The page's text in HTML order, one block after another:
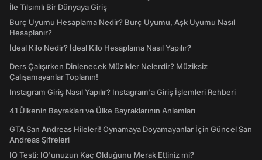
İle Tılsımlı Bir Dünyaya Giriş
Burç Uyumu Hesaplama Nedir? Burç Uyumu, Aşk Uyumu Nasıl
Hesaplanır?
İdeal Kilo Nedir? İdeal Kilo Hesaplama Nasıl Yapılır?
Ders Çalışırken Dinlenecek Müzikler Nelerdir? Müziksiz
Çalışamayanlar Toplanın!
Instagram Giriş Nasıl Yapılır? Instagram'a Giriş İşlemleri Rehberi
41 Ülkenin Bayrakları ve Ülke Bayraklarının Anlamları
GTA San Andreas Hileleri! Oynamaya Doyamayanlar İçin Güncel San
Andreas Şifreleri
IQ Testi: IQ'unuzun Kaç Olduğunu Merak Ettiniz mi?